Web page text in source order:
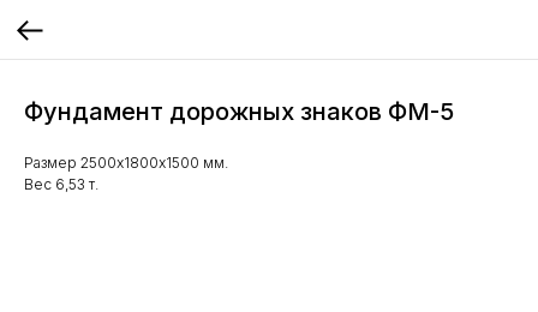
Фундамент дорожных знаков ФМ-5
Размер 2500х1800х1500 мм.
Вес 6,53 т.